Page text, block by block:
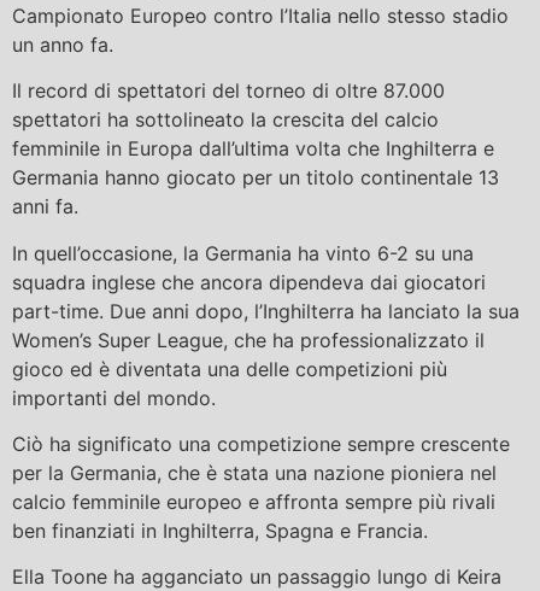
Campionato Europeo contro l’Italia nello stesso stadio
un anno fa.
Il record di spettatori del torneo di oltre 87.000
spettatori ha sottolineato la crescita del calcio
femminile in Europa dall’ultima volta che Inghilterra e
Germania hanno giocato per un titolo continentale 13
anni fa.
In quell’occasione, la Germania ha vinto 6-2 su una
squadra inglese che ancora dipendeva dai giocatori
part-time. Due anni dopo, l’Inghilterra ha lanciato la sua
Women’s Super League, che ha professionalizzato il
gioco ed è diventata una delle competizioni più
importanti del mondo.
Ciò ha significato una competizione sempre crescente
per la Germania, che è stata una nazione pioniera nel
calcio femminile europeo e affronta sempre più rivali
ben finanziati in Inghilterra, Spagna e Francia.
Ella Toone ha agganciato un passaggio lungo di Keira